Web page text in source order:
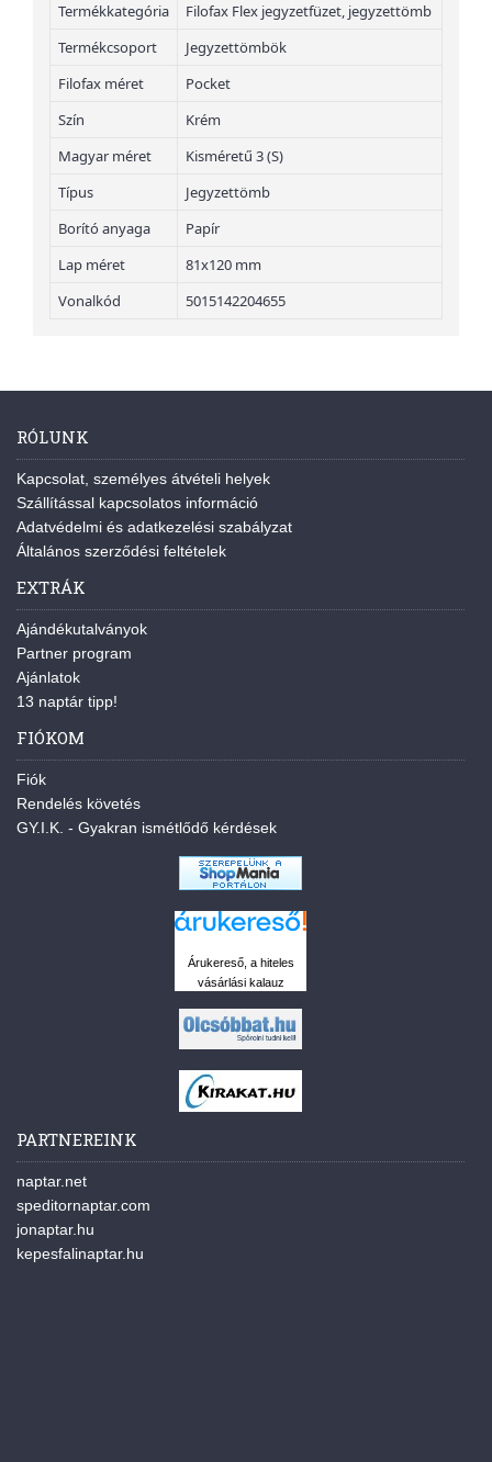
Termékkategória
Filofax Flex jegyzetfüzet, jegyzettömb
Termékcsoport
Jegyzettömbök
Filofax méret
Pocket
Szín
Krém
Magyar méret
Kisméretű 3 (S)
Típus
Jegyzettömb
Borító anyaga
Papír
Lap méret
81x120 mm
Vonalkód
5015142204655
RÓLUNK
Kapcsolat, személyes átvételi helyek
Szállítással kapcsolatos információ
Adatvédelmi és adatkezelési szabályzat
Általános szerződési feltételek
EXTRÁK
Ajándékutalványok
Partner program
Ajánlatok
13 naptár tipp!
FIÓKOM
Fiók
Rendelés követés
GY.I.K. - Gyakran ismétlődő kérdések
Árukereső, a hiteles
vásárlási kalauz
PARTNEREINK
naptar.net
speditornaptar.com
jonaptar.hu
kepesfalinaptar.hu